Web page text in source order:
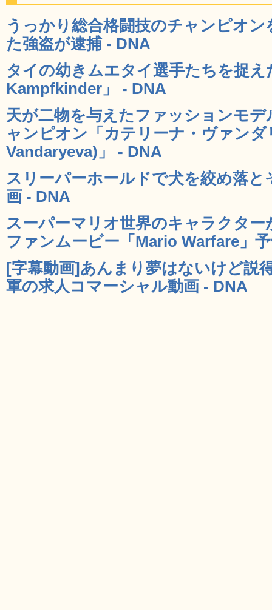
うっかり総合格闘技のチャンピオ
た強盗が逮捕 - DNA
タイの幼きムエタイ選手たちを捉
Kampfkinder」 - DNA
天が二物を与えたファッションモ
ャンピオン「カテリーナ・ヴァン
Vandaryeva)」 - DNA
スリーパーホールドで犬を絞め落
画 - DNA
スーパーマリオ世界のキャラクタ
ファンムービー「Mario Warfare」
[字幕動画]あんまり夢はないけど説
軍の求人コマーシャル動画 - DNA